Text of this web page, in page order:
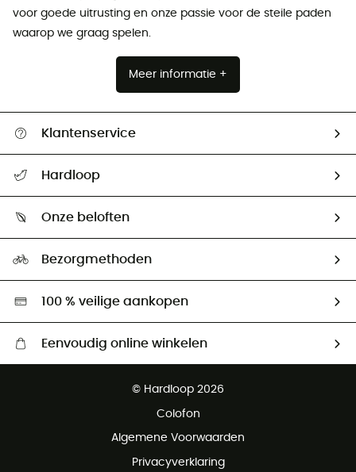
voor goede uitrusting en onze passie voor de steile paden
waarop we graag spelen.
Meer informatie +
Klantenservice
Retourzendingen & Terugbetalingen
Hardloop
Ambassadeurs
Onze beloften
Hardgreen
Bezorgmethoden
100 % veilige aankopen
Eenvoudig online winkelen
Gratis retourneren binnen 100 dagen
© Hardloop 2026
Colofon
Algemene Voorwaarden
Privacyverklaring